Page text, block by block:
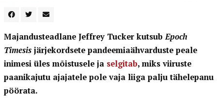
Majandusteadlane Jeffrey Tucker kutsubEpoch
Timesisjärjekordsete pandeemiaähvarduste peale
inimesi üles mõistusele ja selgitab, miks viiruste
paanikajutu ajajatele pole vaja liiga palju tähelepanu
pöörata.